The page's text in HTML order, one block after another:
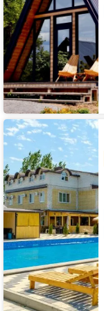
База
отдыха
Лазурный
берег